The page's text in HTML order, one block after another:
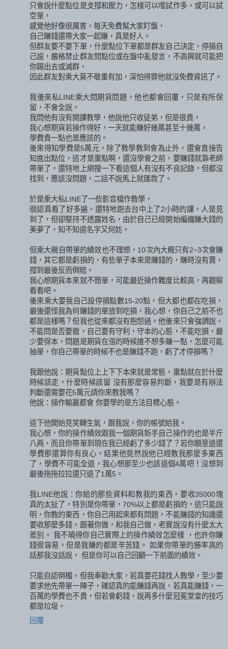
只會說什麼點位是支撐和壓力，怎樣可以嚐試作多，或可以試
空單，
感覺他好像很厲害，每天免費幫大家盯盤，
自己賺錢還帶大家一起賺，真是好人。
但群友要不要下單，什麼點位下單都是群友自己決定，停損自
己設，嚴格禁止群友問點位或在盤中亂發言，不高興就可能把
你踢出去或滅群，
因此群友對乘大莫不敬重有加，深怕得罪他就沒免費資訊了。
我後來私LINE乘大問期貨問題，他也都會回覆，只是有所保
留，不會全說。
我問他有沒有開課教學，他說他只收徒弟，但是很貴，
我心想期貨若操作得好，一天就能賺好幾萬甚至十幾萬，
學費貴一點也是應該的。
後來得知學費是5萬元，除了教學教到會為止外，還會直接告
知進出點位，這才是重點啊，還沒學會之前，要賺錢就靠老師
帶單了，還特地上網搜一下看這個人有沒有不良記錄，但都沒
找到，應該沒問題，二話不說馬上就匯款了。
於是乘大私LINE了一些影音檔作教學，
很認真看了好多遍，還特地跑去台中上了2小時的課，人是見
到了，但卻堅持不透露姓名，由於自己已經開始編織賺大錢的
美夢了，知不知道名字又何妨。
但乘大親自帶單的績效也不理想，10次內大概只有2~3次會賺
錢，其它都是虧損的，有些單子本來是賺錢的，賺時沒有賣，
撐到最後反而倒賠。
我心想期貨本來就不簡單，可能最近操作難度比較高，再觀察
看看吧。
後來乘大要我自己設停損點數15-20點，但大都也都在吃損，
最後還怪我為何賺錢的單放到吃損，我心想，你自己之前不也
都是這樣嗎？但我也從來都沒有抱怨過。他後來只會強調說，
不能問是否要徹，自己要有守利，守本的心態，不能吃損，最
少要保本，問題是期貨在漲的時候誰不想多賺一點，怎麼可能
抽單，你自己帶單的時候不也是賺錢不跑，虧了才停損嗎？
我跟他說：期貨點位上上下下本來就是常態，重點就在於什麼
時候該走，什麼時候該留 沒有那麼容易判斷，我要是有辦法
判斷還需要花5萬元請你來教我嗎？
他說：操作輸贏都會 你要學的是方法目標心態。
這下他開始見笑轉生氣，跟我說，你的帳號給我。
我心想，你的操作績效跟我一個期貨新手自己操作的也是半斤
八两，而且你帶單到現在我已經虧了多少錢了？若你願意退還
學費那還算你有良心。結果他竟然說他已經教我那麼多東西
了，學費不可能全退，我心想那至少也該退個4萬吧！沒想到
最後拖拖拉拉還只退了1萬5。
我LINE他說：你給的那些資料和教我的東西，要收35000塊
真的太扯了，特別是你帶單，70%以上都是虧損的，這只能說
明，你教的東西，你自己用起來都有問題，不能賺錢的知識還
要收那麼多錢。跟著你做，和我自己做，老實說沒有什麼太大
差別。 我不曉得你自己實際上的操作績效怎麼樣 ，也許你賺
錢很容易，但是我賺的都是辛苦錢。 如果你帶單的勝率高的
話那我沒話說， 但是你可以自己回顧一下前面的績效。
只能自認倒楣，但我奉勸大家，若真要花錢找人教學，至少要
要求他先帶單一陣子，確認真的能賺錢再說，若真能賺錢，一
百萬的學費也不貴，但若會虧錢，說再多什麼冠冕堂皇的技巧
都是垃圾。
回覆